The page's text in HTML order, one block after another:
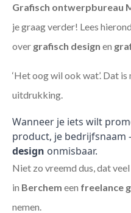
Grafisch ontwerpbureau
je graag verder! Lees
over grafisch design en
‘Het oog wil ook wat’. Dat
uitdrukking.
Wanneer je iets wilt
product, je bedrijfsnaam
design onmisbaar.
Niet zo vreemd dus, dat
in Berchem een freelance
nemen.